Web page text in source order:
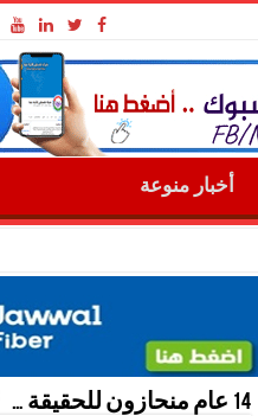
أخبار منوعة
14 عام منحازون للحقيقة …